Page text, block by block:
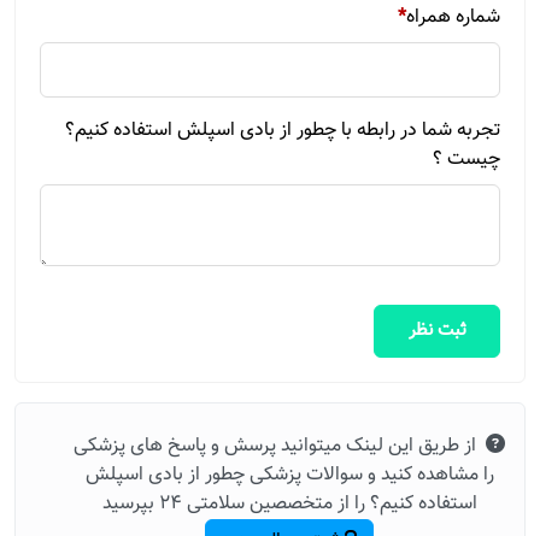
شماره همراه*
تجربه شما در رابطه با چطور از بادی اسپلش استفاده کنیم؟
چیست ؟
ثبت نظر
از طریق این لینک میتوانید پرسش و پاسخ های پزشکی
را مشاهده کنید و سوالات پزشکی چطور از بادی اسپلش
استفاده کنیم؟ را از متخصصین سلامتی 24 بپرسید